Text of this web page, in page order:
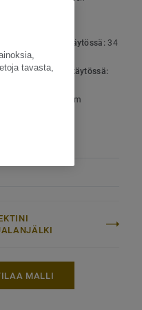
julkisessa käytössä: 34
kulutus
teollisessa käytössä:
3,10 mm
MALLI
tavasta,